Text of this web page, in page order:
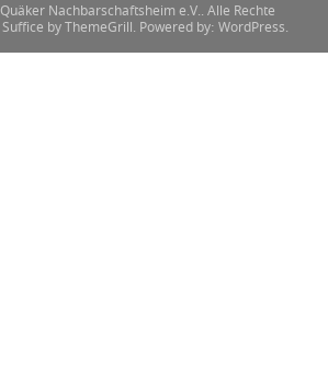
Quäker Nachbarschaftsheim e.V.. Alle Rechte
Suffice by ThemeGrill. Powered by: WordPress.